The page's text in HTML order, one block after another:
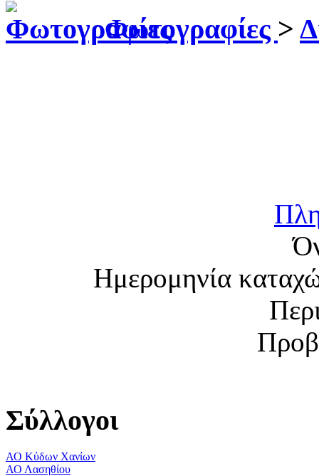
Φωτογραφίες >
Ημερομηνία
Σύλλογοι
ΑΟ Κύδων Χανίων
ΑΟ Λασηθίου